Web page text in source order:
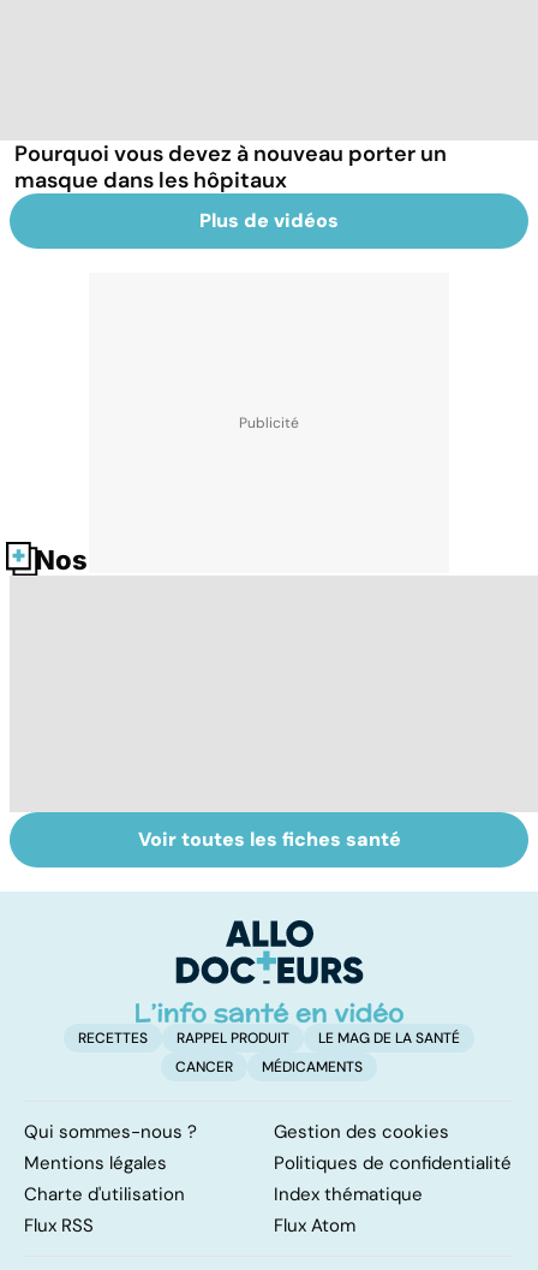
Pourquoi vous devez à nouveau porter un
masque dans les hôpitaux
Plus de vidéos
Nos fiches santé
Tout savoir sur
les infections
Covid-19 : tout
savoir sur la
Voir toutes les fiches santé
RECETTES RAPPEL PRODUIT
LE MAG DE LA SANTÉ
CANCER
MÉDICAMENTS
Qui sommes-nous ?
Gestion des cookies
Mentions légales
Politiques de confidentialité
Charte d'utilisation
Index thématique
Flux RSS
Flux Atom